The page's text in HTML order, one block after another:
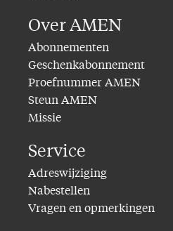
Over AMEN
Abonnementen
Geschenkabonnement
Proefnummer AMEN
Steun AMEN
Missie
Service
Adreswijziging
Nabestellen
Vragen en opmerkingen